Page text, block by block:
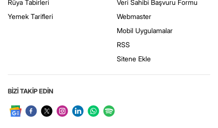
Rüya Tabirleri
Yemek Tarifleri
Veri Sahibi Başvuru Formu
Webmaster
Mobil Uygulamalar
RSS
Sitene Ekle
BİZİ TAKİP EDİN